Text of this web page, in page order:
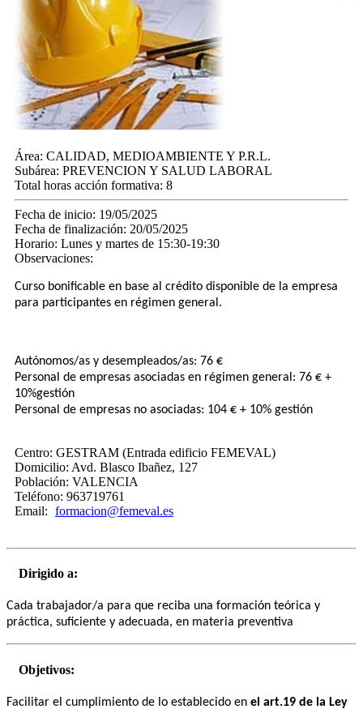
Área: CALIDAD, MEDIOAMBIENTE Y P.R.L.
Subárea: PREVENCION Y SALUD LABORAL
Total horas acción formativa: 8
Fecha de inicio: 19/05/2025
Fecha de finalización: 20/05/2025
Horario: Lunes y martes de 15:30-19:30
Observaciones:
Curso bonificable en base al crédito disponible de la empresa
para participantes en régimen general.
Autónomos/as y desempleados/as: 76 €
Personal de empresas asociadas en régimen general: 76 € +
10%​gestión​
Personal de empresas no asociadas: 104 € + 10% gestión
Centro: GESTRAM (Entrada edificio FEMEVAL)
Domicilio: Avd. Blasco Ibañez, 127
Población: VALENCIA
Teléfono: 963719761
Email: formacion@femeval.es
Dirigido a:
Cada trabajador/a para que reciba una formación teórica y
práctica, suficiente y adecuada, en materia preventiva
Objetivos:
Facilitar el cumplimiento de lo establecido en el art.19 de la Ley